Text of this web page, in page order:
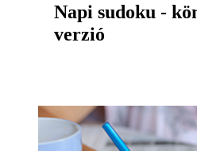
Napi sudoku -
verzió